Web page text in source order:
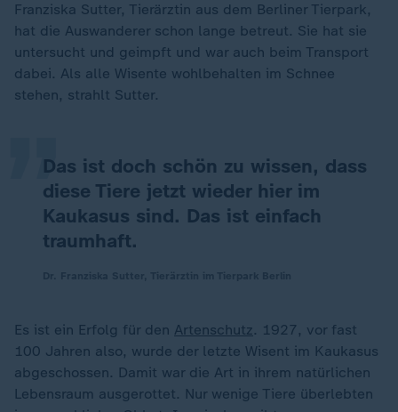
Franziska Sutter, Tierärztin aus dem Berliner Tierpark,
hat die Auswanderer schon lange betreut. Sie hat sie
untersucht und geimpft und war auch beim Transport
dabei. Als alle Wisente wohlbehalten im Schnee
stehen, strahlt Sutter.
Das ist doch schön zu wissen, dass
diese Tiere jetzt wieder hier im
Kaukasus sind. Das ist einfach
traumhaft.
„
Es ist ein Erfolg für den Artenschutz. 1927, vor fast
100 Jahren also, wurde der letzte Wisent im Kaukasus
abgeschossen. Damit war die Art in ihrem natürlichen
Lebensraum ausgerottet. Nur wenige Tiere überlebten